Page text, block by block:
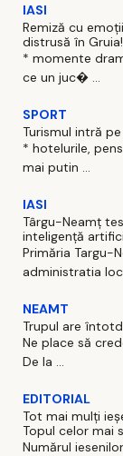
IASI
Remiză cu
distrusă în Gruia!
* momente
ce un juc� ...
SPORT
Turismul intră
* hotelurile,
mai putin ...
IASI
Târgu-Neamț
inteligență
Primăria Targu-
administratia
NEAMT
Trupul are
Ne place să
De la ...
EDITORIAL
Tot mai mulți
Topul celor mai
Numărul